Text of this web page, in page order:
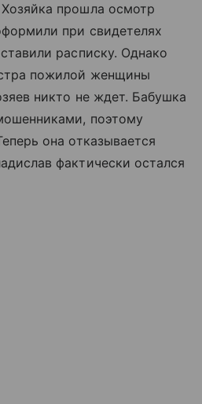
прошла осмотр
при свидетелях
расписку. Однако
пожилой женщины
никто не ждет. Бабушка
поэтому
она отказывается
фактически остался